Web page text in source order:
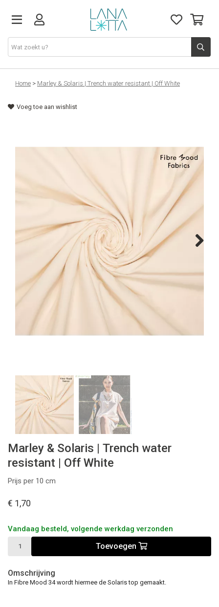
Stoffen
Fournituren
Naaimachines
Tips & tricks
Cadeaubon
Home > Marley & Solaris | Trench water resistant | Off White
Voeg toe aan wishlist
Marley & Solaris | Trench water
resistant | Off White
Prijs per 10 cm
€ 1,70
Vandaag besteld, volgende werkdag verzonden
Toevoegen
Omschrijving
In Fibre Mood 34 wordt hiermee de Solaris top gemaakt.